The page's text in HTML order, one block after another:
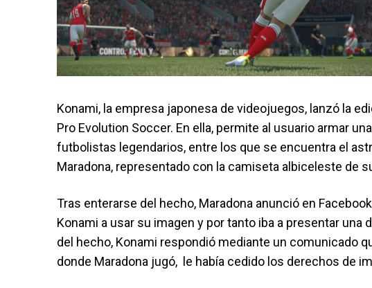
Konami, la empresa japonesa de videojuegos, lanzó la
Pro Evolution Soccer. En ella, permite al usuario armar
futbolistas legendarios, entre los que se encuentra el
Maradona, representado con la camiseta albiceleste de
Tras enterarse del hecho, Maradona anunció en
Konami a usar su imagen y por tanto iba a presentar una
del hecho, Konami respondió mediante un comunicado
donde Maradona jugó, le había cedido los derechos de